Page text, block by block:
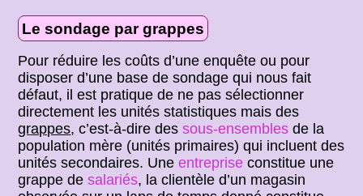
Le sondage par grappes
Pour réduire les coûts d’une enquête ou pour
disposer d’une base de sondage qui nous fait
défaut, il est pratique de ne pas sélectionner
directement les unités statistiques mais des
grappes, c’est-à-dire dessous-ensembles de la
population mère (unités primaires) qui incluent des
unités secondaires. Uneentreprise constitue une
grappe desalariés, la clientèle d’un magasin